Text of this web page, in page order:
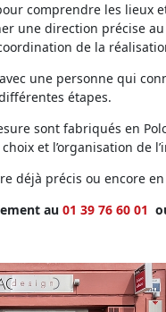
comprendre les
une direction précise
de la
une personne qui
étapes.
sont fabriqués en
et l’organisation de
déjà précis ou encore
au 01 39 76 60 01